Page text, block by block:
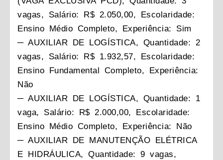
vagas, Salário: R$ 2.050,00, Escolaridade:
Ensino Médio Completo, Experiência: Sim
─ AUXILIAR DE LOGÍSTICA, Quantidade: 2
vagas, Salário: R$ 1.932,57, Escolaridade:
Ensino Fundamental Completo, Experiência:
Não
─ AUXILIAR DE LOGÍSTICA, Quantidade: 1
vaga, Salário: R$ 2.000,00, Escolaridade:
Ensino Médio Completo, Experiência: Não
─ AUXILIAR DE MANUTENÇÃO ELÉTRICA
E HIDRÁULICA, Quantidade: 9 vagas,